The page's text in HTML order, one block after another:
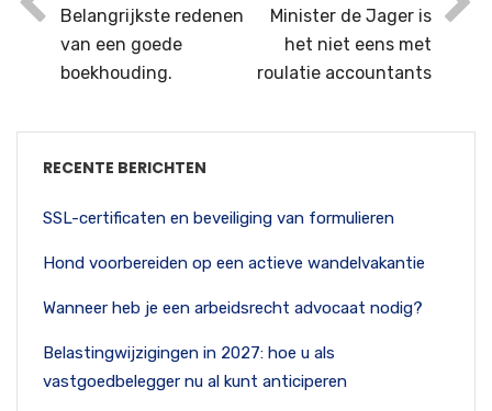
Belangrijkste redenen
van een goede
boekhouding.
Minister de Jager is
het niet eens met
roulatie accountants
RECENTE BERICHTEN
SSL-certificaten en beveiliging van formulieren
Hond voorbereiden op een actieve wandelvakantie
Wanneer heb je een arbeidsrecht advocaat nodig?
Belastingwijzigingen in 2027: hoe u als
vastgoedbelegger nu al kunt anticiperen